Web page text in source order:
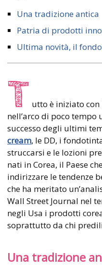
Una tradizione antica
Patria di prodotti
Ultima novità, il
T utto è iniziato con
nell’arco di poco
successo degli ultimi
cream, le DD, i
struccarsi e le lozioni
nati in Corea, il Paese
indirizzare le tendenze
che ha meritato
Wall Street Journal nel
negli Usa i prodotti
soprattutto da chi
Una tradizione